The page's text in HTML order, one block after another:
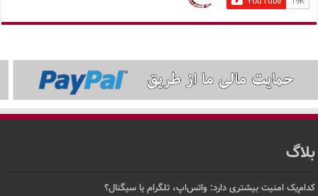
بلاگ
کدام‌یک امنیت بیشتری دارد: واتس‌اپ، تلگرام یا سیگنال؟